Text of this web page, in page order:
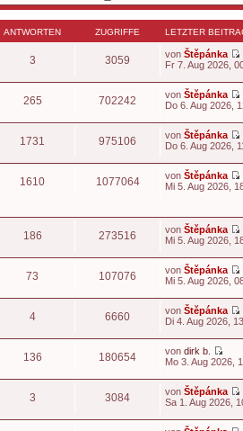
t
r
t
ANTWORTEN ZUGRIFFE LETZTER
3 3059 von Štěpánka
t
r
Fr 7. Aug 2026,
265 702242 von Štěpánka
Do 6. Aug 2026,
1731 975106 von Štěpánka
r
Do 6. Aug 2026,
1610 1077064 von Štěpánka
t
r
Mi 5. Aug 2026,
186 273516 von Štěpánka
t
r
Mi 5. Aug 2026,
73 107076 von Štěpánka
t
r
Mi 5. Aug 2026,
4 6660 von Štěpánka
Di 4. Aug 2026,
136 180654 von dirk b.
N
u
e
s
Mo 3. Aug 2026,
3 3084 von Štěpánka
Sa 1. Aug 2026,